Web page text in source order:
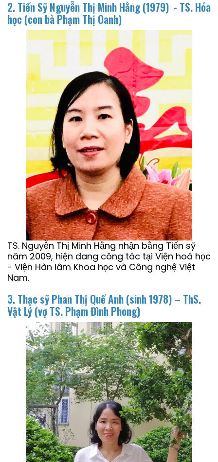
2. Tiến Sỹ Nguyễn Thị Minh Hằng (1979) - TS. Hóa
học(con bà Phạm Thị Oanh)
TS. Nguyễn Thị Minh Hằng nhận bằng Tiến sỹ
năm 2009, hiện đang công tác tại Viện hoá học
- Viện Hàn lâm Khoa học và Công nghệ Việt
Nam.
3. Thạc sỹ Phan Thị Quế Anh (sinh 1978) – ThS.
Vật Lý(vợ TS. Phạm Đình Phong)